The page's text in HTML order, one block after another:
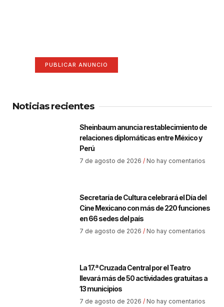
PUBLICAR ANUNCIO
Noticias recientes
Sheinbaum anuncia restablecimiento de
relaciones diplomáticas entre México y
Perú
7 de agosto de 2026 No hay comentarios
Secretaría de Cultura celebrará el Día del
Cine Mexicano con más de 220 funciones
en 66 sedes del país
7 de agosto de 2026 No hay comentarios
La 17.ª Cruzada Central por el Teatro
llevará más de 50 actividades gratuitas a
13 municipios
7 de agosto de 2026 No hay comentarios